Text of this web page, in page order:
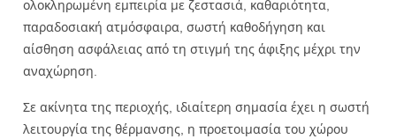
ολοκληρωμένη εμπειρία με ζεστασιά, καθαριότητα,
παραδοσιακή ατμόσφαιρα, σωστή καθοδήγηση και
αίσθηση ασφάλειας από τη στιγμή της άφιξης μέχρι την
αναχώρηση.
Σε ακίνητα της περιοχής, ιδιαίτερη σημασία έχει η σωστή
λειτουργία της θέρμανσης, η προετοιμασία του χώρου